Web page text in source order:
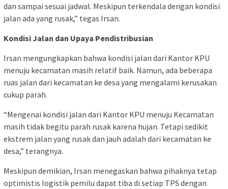
dan sampai sesuai jadwal. Meskipun terkendala dengan kondisi
jalan ada yang rusak,” tegas Irsan.
Kondisi Jalan dan Upaya Pendistribusian
Irsan mengungkapkan bahwa kondisi jalan dari Kantor KPU
menuju kecamatan masih relatif baik. Namun, ada beberapa
ruas jalan dari kecamatan ke desa yang mengalami kerusakan
cukup parah.
“Mengenai kondisi jalan dari Kantor KPU menuju Kecamatan
masih tidak begitu parah rusak karena hujan. Tetapi sedikit
ekstrem jalan yang rusak dan jauh adalah dari kecamatan ke
desa,” terangnya.
Meskipun demikian, Irsan menegaskan bahwa pihaknya tetap
optimistis logistik pemilu dapat tiba di setiap TPS dengan